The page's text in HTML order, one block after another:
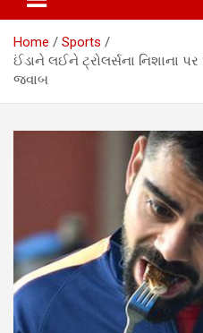
સમાચાર માટેનું
ન્યૂઝ પોર્ટલ
Home
Sports
ઈંડાને લઈને ટ્રોલર્સના
જવાબ